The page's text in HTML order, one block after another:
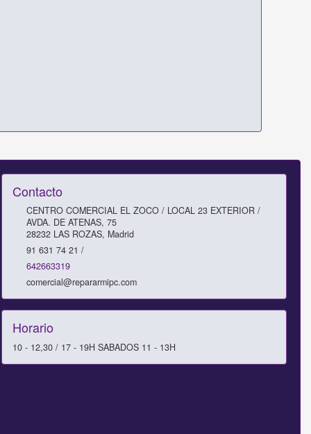
Contacto
CENTRO COMERCIAL EL ZOCO / LOCAL 23 EXTERIOR /
AVDA. DE ATENAS, 75
28232 LAS ROZAS, Madrid
91 631 74 21 /
642663319
comercial@repararmipc.com
Horario
10 - 12,30 / 17 - 19H SABADOS 11 - 13H